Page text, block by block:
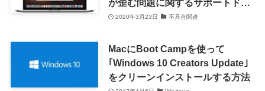
が歪む問題に関するサポートドキ
ュメントを公開
2020年3月23日 不具合関連
MacにBoot Campを使って
｢Windows 10 Creators Update｣
をクリーンインストールする方法